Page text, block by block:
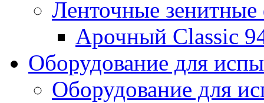
Ленточные
Арочный Classic
Оборудование для
Оборудование для